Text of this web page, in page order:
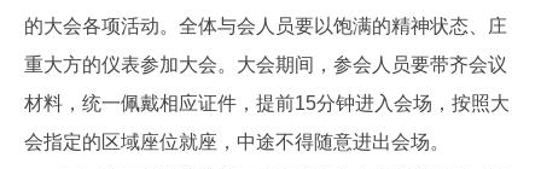
的大会各项活动。全体与会人员要以饱满的精神状态、庄
重大方的仪表参加大会。大会期间，参会人员要带齐会议
材料，统一佩戴相应证件，提前15分钟进入会场，按照大
会指定的区域座位就座，中途不得随意进出会场。